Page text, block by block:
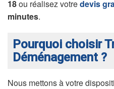
18ou réalisez votredevis
minutes.
Pourquoi choisir
Déménagement ?
Nous mettons à votre